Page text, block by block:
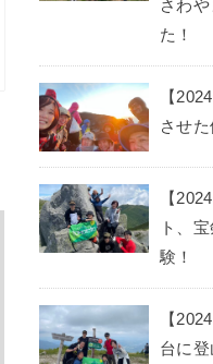
さわ
た！
【
させた
【
ト、
験！
【
台に登